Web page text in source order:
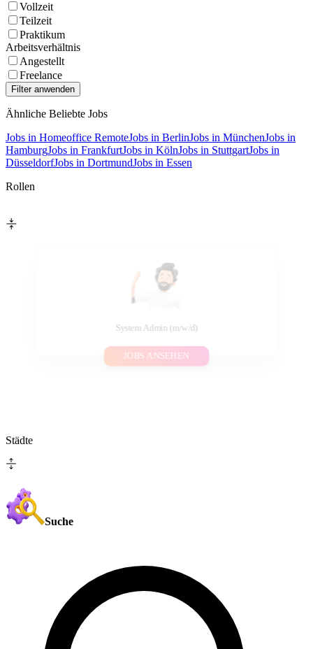
Vollzeit
Teilzeit
Praktikum
Arbeitsverhältnis
Angestellt
Freelance
Ähnliche Beliebte Jobs
Jobs in Homeoffice RemoteJobs in BerlinJobs in MünchenJobs in
HamburgJobs in FrankfurtJobs in KölnJobs in StuttgartJobs in
DüsseldorfJobs in DortmundJobs in Essen
Rollen
System Admin (m/w/d)
JOBS ANSEHEN
Städte
Suche